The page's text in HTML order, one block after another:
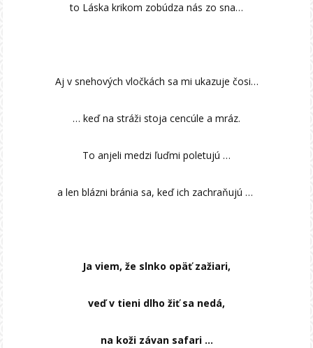
to Láska krikom zobúdza nás zo sna…
Aj v snehových vločkách sa mi ukazuje čosi…
… keď na stráži stoja cencúle a mráz.
To anjeli medzi ľuďmi poletujú …
a len blázni bránia sa, keď ich zachraňujú …
Ja viem, že slnko opäť zažiari,
veď v tieni dlho žiť sa nedá,
na koži závan safari …